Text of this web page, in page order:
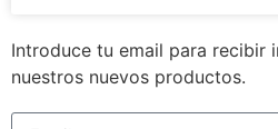
Introduce tu email para recibir
nuestros nuevos productos.